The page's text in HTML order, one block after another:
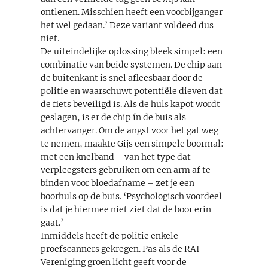
ontlenen. Misschien heeft een voorbijganger
het wel gedaan.’ Deze variant voldeed dus
niet.
De uiteindelijke oplossing bleek simpel: een
combinatie van beide systemen. De chip aan
de buitenkant is snel afleesbaar door de
politie en waarschuwt potentiële dieven dat
de fiets beveiligd is. Als de huls kapot wordt
geslagen, is er de chip ín de buis als
achtervanger. Om de angst voor het gat weg
te nemen, maakte Gijs een simpele boormal:
met een knelband – van het type dat
verpleegsters gebruiken om een arm af te
binden voor bloedafname – zet je een
boorhuls op de buis. ‘Psychologisch voordeel
is dat je hiermee niet ziet dat de boor erin
gaat.’
Inmiddels heeft de politie enkele
proefscanners gekregen. Pas als de RAI
Vereniging groen licht geeft voor de